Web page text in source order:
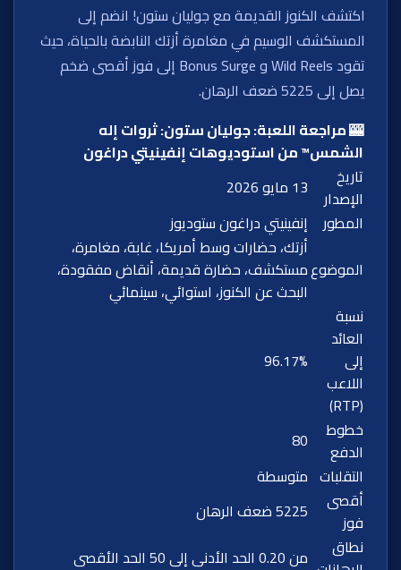
اكتشف الكنوز القديمة مع جوليان ستون! انضم إلى
المستكشف الوسيم في مغامرة أزتك النابضة بالحياة، حيث
تقود Wild Reels و Bonus Surge إلى فوز أقصى ضخم
يصل إلى 5225 ضعف الرهان.
🎰 مراجعة اللعبة: جوليان ستون: ثروات إله
الشمس™ من استوديوهات إنفينيتي دراغون
تاريخ
الإصدار
13 مايو 2026
المطور
إنفينيتي دراغون ستوديوز
الموضوع
أزتك، حضارات وسط أمريكا، غابة، مغامرة،
مستكشف، حضارة قديمة، أنقاض مفقودة،
البحث عن الكنوز، استوائي، سينمائي
نسبة
العائد
إلى
اللاعب
(RTP)
96.17%
خطوط
الدفع
80
التقلبات متوسطة
أقصى
فوز
5225 ضعف الرهان
نطاق
من 0.20 الحد الأدنى إلى 50 الحد الأقصى